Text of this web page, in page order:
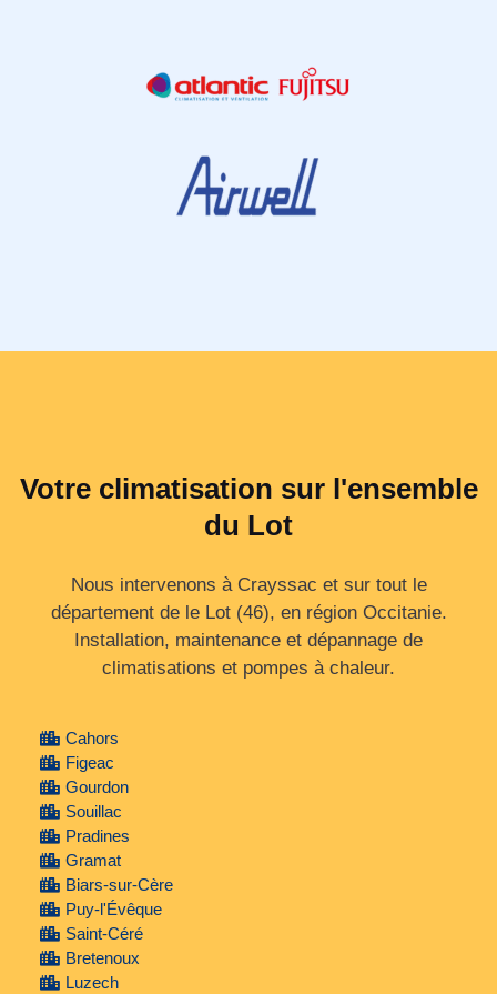
Votre climatisation sur l'ensemble
du Lot
Nous intervenons à Crayssac et sur tout le
département de le Lot (46), en région Occitanie.
Installation, maintenance et dépannage de
climatisations et pompes à chaleur.
Cahors
Figeac
Gourdon
Souillac
Pradines
Gramat
Biars-sur-Cère
Puy-l'Évêque
Saint-Céré
Bretenoux
Luzech